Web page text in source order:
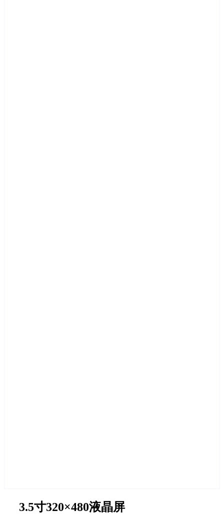
3.5寸320×480液晶屏